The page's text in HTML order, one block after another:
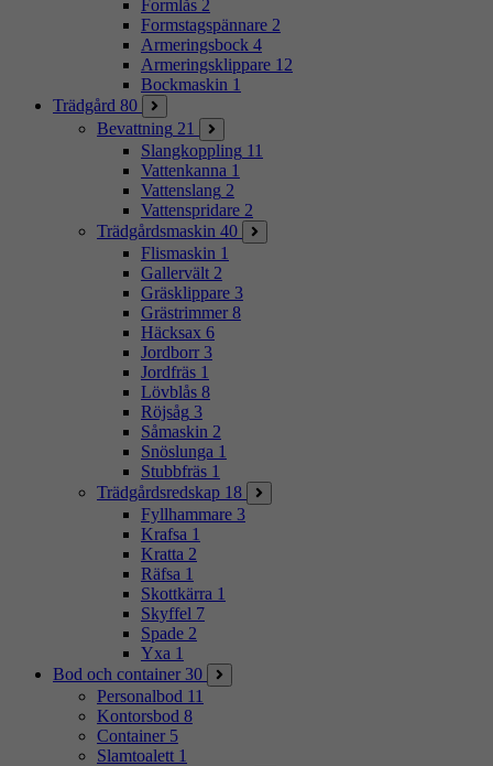
Formlås 2
Formstagspännare 2
Armeringsbock 4
Armeringsklippare 12
Bockmaskin 1
Trädgård 80
Bevattning 21
Slangkoppling 11
Vattenkanna 1
Vattenslang 2
Vattenspridare 2
Trädgårdsmaskin 40
Flismaskin 1
Gallervält 2
Gräsklippare 3
Grästrimmer 8
Häcksax 6
Jordborr 3
Jordfräs 1
Lövblås 8
Röjsåg 3
Såmaskin 2
Snöslunga 1
Stubbfräs 1
Trädgårdsredskap 18
Fyllhammare 3
Krafsa 1
Kratta 2
Räfsa 1
Skottkärra 1
Skyffel 7
Spade 2
Yxa 1
Bod och container 30
Personalbod 11
Kontorsbod 8
Container 5
Slamtoalett 1